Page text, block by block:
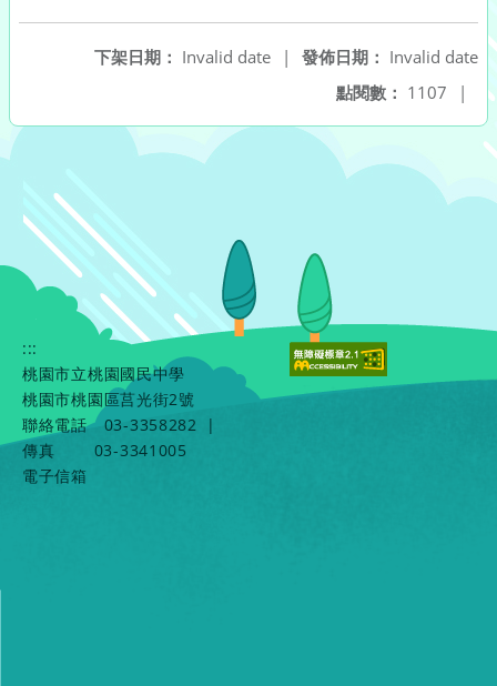
發佈日期： Invalid date
下架日期： Invalid date
|
點閱數： 1107 |
:::
桃園市立桃園國民中學
桃園市桃園區莒光街2號
聯絡電話
03-3358282
|
傳真
03-3341005
電子信箱